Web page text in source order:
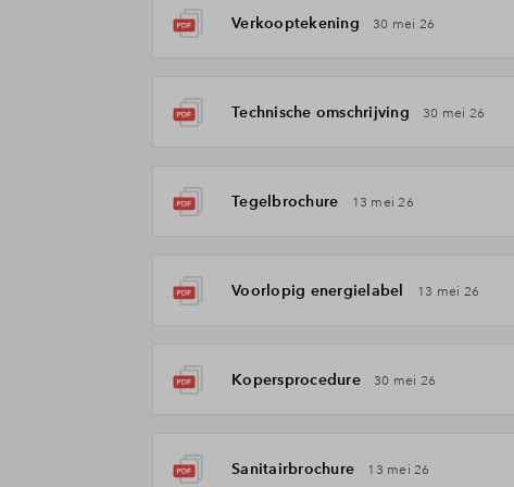
Verkooptekening 30 mei 26
Technische omschrijving 30 mei 26
Tegelbrochure 13 mei 26
Voorlopig energielabel 13 mei 26
Kopersprocedure 30 mei 26
Sanitairbrochure 13 mei 26